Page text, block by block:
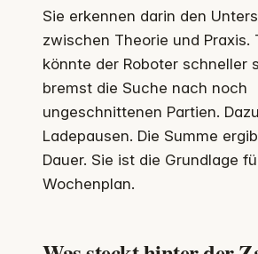
Sie erkennen darin den
zwischen Theorie und Praxis.
könnte der Roboter schneller
bremst die Suche nach noch
ungeschnittenen Partien.
Ladepausen. Die Summe
Dauer. Sie ist die Grundlage
Wochenplan.